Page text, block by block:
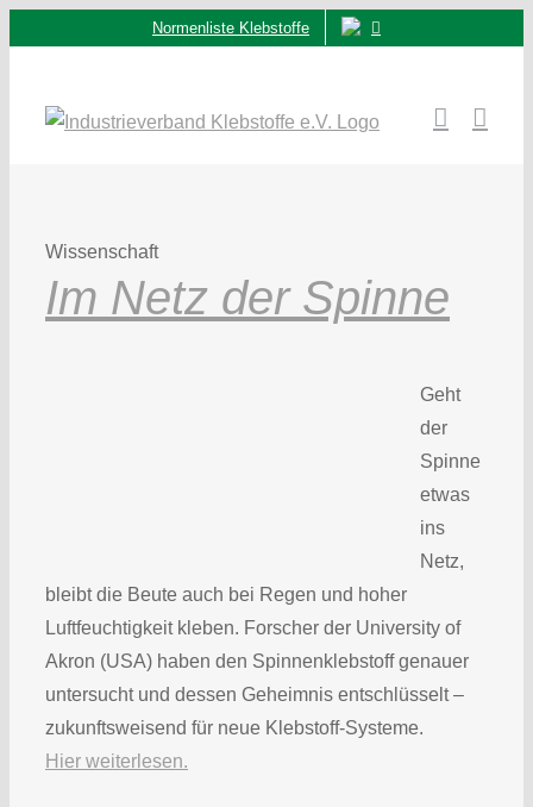
Normenliste Klebstoffe
Wissenschaft
Im Netz der Spinne
Geht
der
Spinne
etwas
ins
Netz,
bleibt die Beute auch bei Regen und hoher
Luftfeuchtigkeit kleben. Forscher der University of
Akron (USA) haben den Spinnenklebstoff genauer
untersucht und dessen Geheimnis entschlüsselt –
zukunftsweisend für neue Klebstoff-Systeme.
Hier weiterlesen.